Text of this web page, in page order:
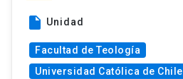
insert_drive_file Unidad
Facultad de Teología
Universidad Católica de Chile